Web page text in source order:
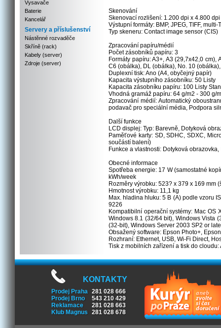
Vysavače
Baterie
Kancelář
Servery a příslušenství
Nástěnné rozvaděče
Skříně (rack)
Kabely (server)
Zdroje (server)
Skenování
Skenovací rozlišení: 1.200 dpi x 4.800
Výstupní formáty: BMP, JPEG, TIFF,
Typ skeneru: Contact image sensor (CIS)
Zpracování papíru/médií
Počet zásobníků papíru: 3
Formáty papíru: A3+, A3 (29,7x42,0
C6 (obálka), DL (obálka), No. 10
Duplexní tisk: Ano (A4, obyčejný papír)
Kapacita výstupního zásobníku: 50 Listy
Kapacita zásobníku papíru: 100 Listy
Vhodná gramáž papíru: 64 g/m2 - 300 g/
Zpracování médií: Automatický
podavač pro speciální média, Podpora
Další funkce
LCD displej: Typ: Barevně, Dotyková
Paměťové karty: SD, SDHC, SDXC,
součástí balení)
Funkce a vlastnosti: Dotyková
Obecné informace
Spotřeba energie: 17 W (samostatné
kWh/week
Rozměry výrobku: 523? x 379 x 169 mm
Hmotnost výrobku: 11,1 kg
Max. hladina hluku: 5 B (A) podle vzoru
9226
Kompatibilní operační systémy: Mac OS
Windows 8.1 (32/64 bit), Windows Vista
(32-bit), Windows Server 2003 SP2 or
Obsažený software: Epson Photo+,
Rozhraní: Ethernet, USB, Wi-Fi Direct,
Tisk z mobilních zařízení a tisk do cloudu:
KONTAKTY
Prodej Praha 281 028 666
Prodej Brno
543 210 429
Reklamace
281 028 663
Klub Magnus
281 028 678